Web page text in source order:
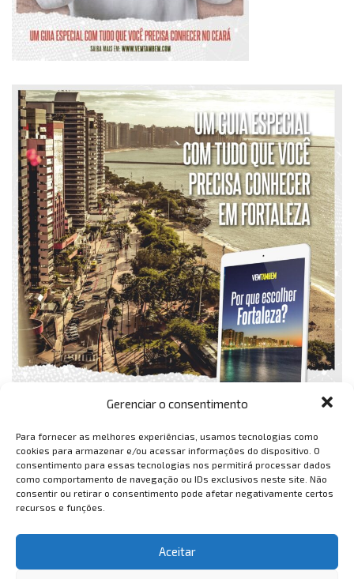
Gerenciar o consentimento
Para fornecer as melhores experiências, usamos tecnologias como
cookies para armazenar e/ou acessar informações do dispositivo. O
consentimento para essas tecnologias nos permitirá processar dados
como comportamento de navegação ou IDs exclusivos neste site. Não
consentir ou retirar o consentimento pode afetar negativamente certos
recursos e funções.
Aceitar